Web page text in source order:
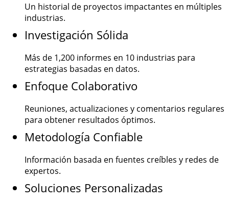
Un historial de proyectos impactantes en múltiples
industrias.
Investigación Sólida
Más de 1,200 informes en 10 industrias para
estrategias basadas en datos.
Enfoque Colaborativo
Reuniones, actualizaciones y comentarios regulares
para obtener resultados óptimos.
Metodología Confiable
Información basada en fuentes creíbles y redes de
expertos.
Soluciones Personalizadas